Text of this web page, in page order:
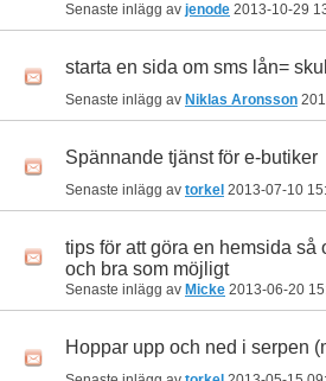
Senaste inlägg av jenode 2013-10-29
starta en sida om sms lån=
Senaste inlägg av Niklas Aronsson
Spännande tjänst för e-butiker
Senaste inlägg av torkel 2013-07-10
tips för att göra en hemsida så
och bra som möjligt
Senaste inlägg av Micke 2013-06-20
Hoppar upp och ned i serpen